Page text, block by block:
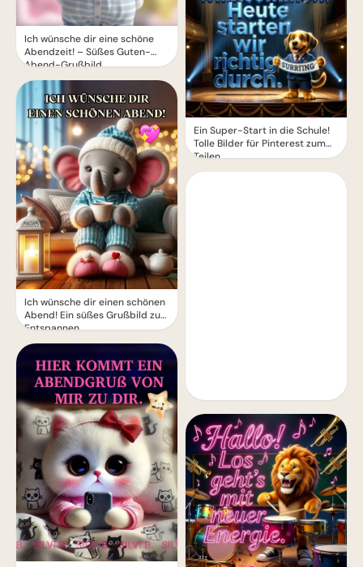
Ich wünsche dir eine schöne
Abendzeit! – Süßes Guten-
Abend-Grußbild
Ich wünsche dir einen schönen
Abend! Ein süßes Grußbild zum
Entspannen
Ein Super-Start in die Schule!
Tolle Bilder für Pinterest zum
Teilen.